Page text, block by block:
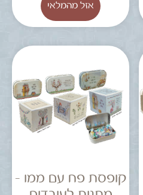
קופסת פח עם ממו –